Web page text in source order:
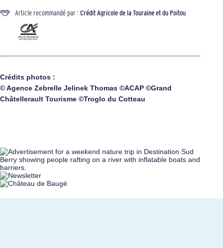
Article recommandé par : Crédit Agricole de la Touraine et du Poitou
Crédits photos :
© Agence Zebrelle Jelinek Thomas ©ACAP ©Grand
Châtellerault Tourisme ©Troglo du Cotteau